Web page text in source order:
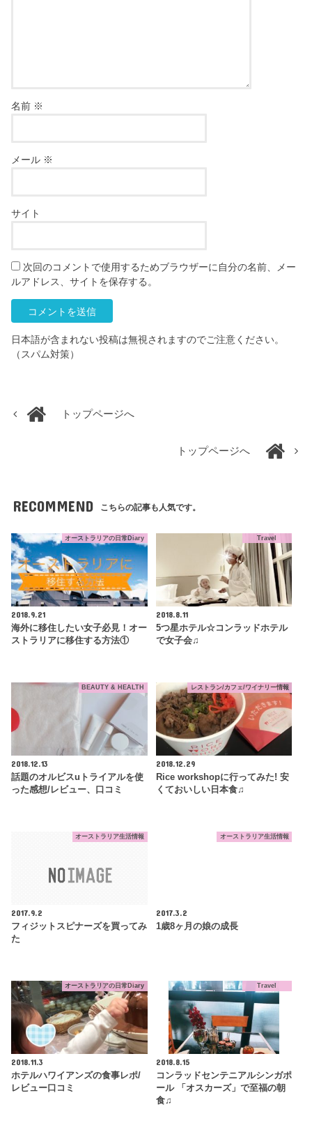
名前 ※
メール ※
サイト
次回のコメントで使用するためブラウザーに自分の名前、メー
ルアドレス、サイトを保存する。
日本語が含まれない投稿は無視されますのでご注意ください。
（スパム対策）
トップページへ
トップページへ
RECOMMEND こちらの記事も人気です。
オーストラリアの日常Diary
2018.9.21
海外に移住したい女子必見！オー
ストラリアに移住する方法①
Travel
2018.8.11
5つ星ホテル☆コンラッドホテル
で女子会♫
BEAUTY & HEALTH
2018.12.13
話題のオルビスuトライアルを使
った感想/レビュー、口コミ
レストラン/カフェ/ワイナリー情報
2018.12.29
Rice workshopに行ってみた! 安
くておいしい日本食♫
オーストラリア生活情報
2017.9.2
フィジットスピナーズを買ってみ
た
オーストラリア生活情報
2017.3.2
1歳8ヶ月の娘の成長
オーストラリアの日常Diary
2018.11.3
ホテルハワイアンズの食事レポ/
レビュー口コミ
Travel
2018.8.15
コンラッドセンテニアルシンガポ
ール 「オスカーズ」で至福の朝
食♫